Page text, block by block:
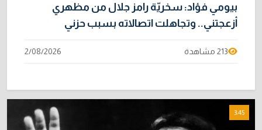
بيومي فؤاد: سخريّة رامز جلال من مظهري
أزعجتني.. وتجاهلت اتصالاته بسبب حزني
213 مشاهدة 2/08/2026
3:45